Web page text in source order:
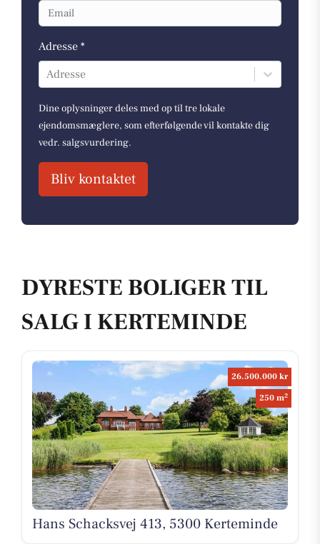
Adresse *
Adresse
Dine oplysninger deles med op til tre lokale
ejendomsmæglere, som efterfølgende vil kontakte dig
vedr. salgsvurdering.
Bliv kontaktet
DYRESTE BOLIGER TIL
SALG I KERTEMINDE
26.500.000 kr
250 m2
Hans Schacksvej 413, 5300 Kerteminde